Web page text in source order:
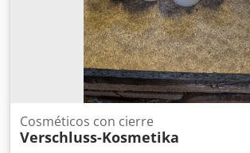
Cosméticos con cierre
Verschluss-Kosmetika